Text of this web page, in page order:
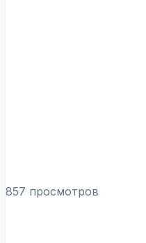
857 просмотров